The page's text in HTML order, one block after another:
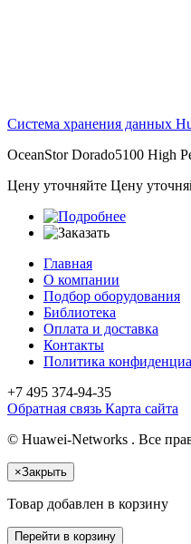
Система хранения данных
OceanStor Dorado5100 High
Цену уточняйте Цену
Главная
О компании
Подбор оборудования
Библиотека
Оплата и доставка
Контакты
Политика
+7 495 374-94-35
Обратная связь Карта сайта
© Huawei-Networks . Все
×Закрыть
Товар добавлен в корзину
Перейти в корзину